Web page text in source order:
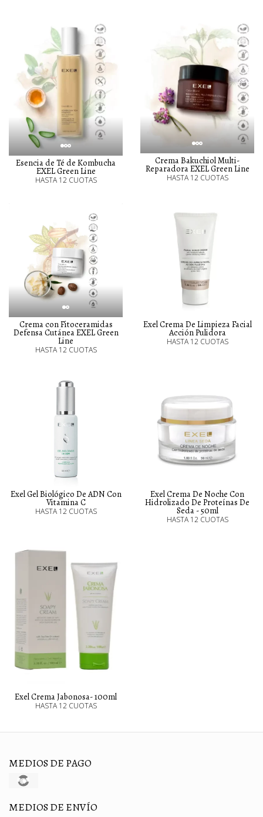
Esencia de Té de Kombucha
EXEL Green Line
HASTA 12 CUOTAS
Crema Bakuchiol Multi-
Reparadora EXEL Green Line
HASTA 12 CUOTAS
Crema con Fitoceramidas
Defensa Cutánea EXEL Green
Line
HASTA 12 CUOTAS
Exel Crema De Limpieza Facial
Acción Pulidora
HASTA 12 CUOTAS
Exel Gel Biológico De ADN Con
Vitamina C
HASTA 12 CUOTAS
Exel Crema De Noche Con
Hidrolizado De Proteínas De
Seda - 50ml
HASTA 12 CUOTAS
Exel Crema Jabonosa- 100ml
HASTA 12 CUOTAS
MEDIOS DE PAGO
MEDIOS DE ENVÍO